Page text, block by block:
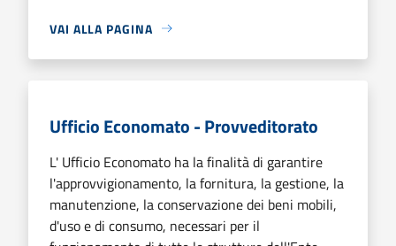
VAI ALLA PAGINA
Ufficio Economato - Provveditorato
L' Ufficio Economato ha la finalità di garantire
l'approvvigionamento, la fornitura, la gestione, la
manutenzione, la conservazione dei beni mobili,
d'uso e di consumo, necessari per il